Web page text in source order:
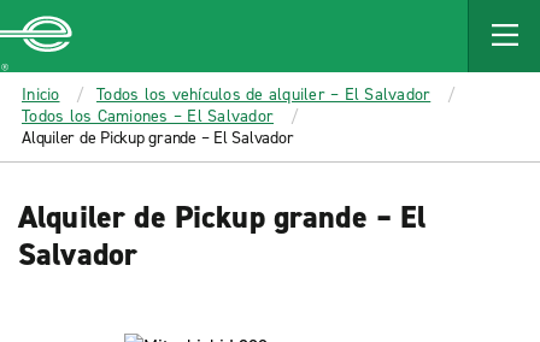
MAIN
CONTENT
Enterprise
Inicio
Todos los vehículos de alquiler – El Salvador
Todos los Camiones – El Salvador
Alquiler de Pickup grande – El Salvador
Alquiler de Pickup grande – El
Salvador